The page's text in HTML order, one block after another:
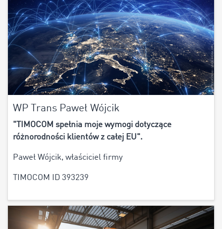
WP Trans Paweł Wójcik
"TIMOCOM spełnia moje wymogi dotyczące
różnorodności klientów z całej EU".
Paweł Wójcik, właściciel firmy
TIMOCOM ID 393239